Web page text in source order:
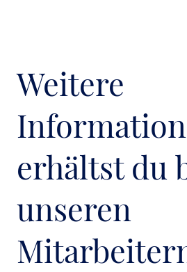
Weitere
erhältst du
unseren